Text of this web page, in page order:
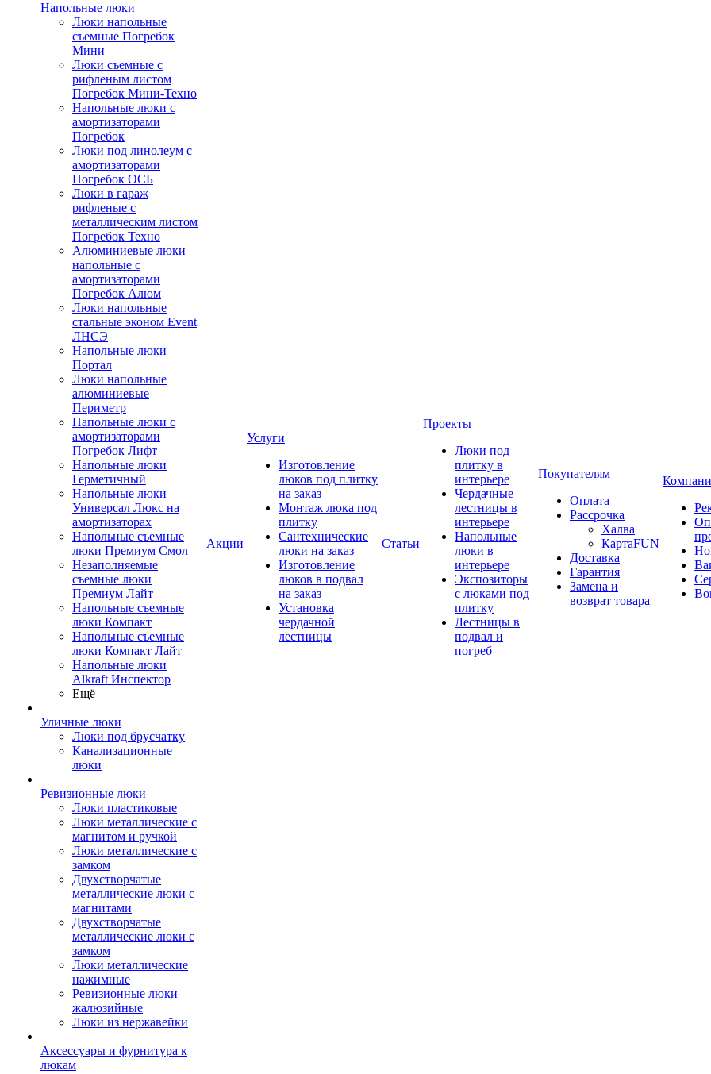
Напольные люки
Люки напольные
съемные Погребок
Мини
Люки съемные с
рифленым листом
Погребок Мини-Техно
Напольные люки с
амортизаторами
Погребок
Люки под линолеум с
амортизаторами
Погребок ОСБ
Люки в гараж
рифленые с
металлическим листом
Погребок Техно
Алюминиевые люки
напольные с
амортизаторами
Погребок Алюм
Люки напольные
стальные эконом Event
ЛНСЭ
Напольные люки
Портал
Люки напольные
алюминиевые
Периметр
Напольные люки с
амортизаторами
Погребок Лифт
Напольные люки
Герметичный
Напольные люки
Универсал Люкс на
амортизаторах
Напольные съемные
люки Премиум Смол
Незаполняемые
съемные люки
Премиум Лайт
Напольные съемные
люки Компакт
Напольные съемные
люки Компакт Лайт
Напольные люки
Alkraft Инспектор
Ещё
Уличные люки
Люки под брусчатку
Канализационные
люки
Ревизионные люки
Люки пластиковые
Люки металлические с
магнитом и ручкой
Люки металлические с
замком
Двухстворчатые
металлические люки с
магнитами
Двухстворчатые
металлические люки с
замком
Люки металлические
нажимные
Ревизионные люки
жалюзийные
Люки из нержавейки
Аксессуары и фурнитура к
люкам
Акции
Услуги
Изготовление
люков под плитку
на заказ
Монтаж люка под
плитку
Сантехнические
люки на заказ
Изготовление
люков в подвал
на заказ
Установка
чердачной
лестницы
Статьи
Проекты
Люки под
плитку в
интерьере
Чердачные
лестницы в
интерьере
Напольные
люки в
интерьере
Экспозиторы
с люками под
плитку
Лестницы в
подвал и
погреб
Покупателям
Оплата
Рассрочка
Халва
КартаFUN
Доставка
Гарантия
Замена и
возврат товара